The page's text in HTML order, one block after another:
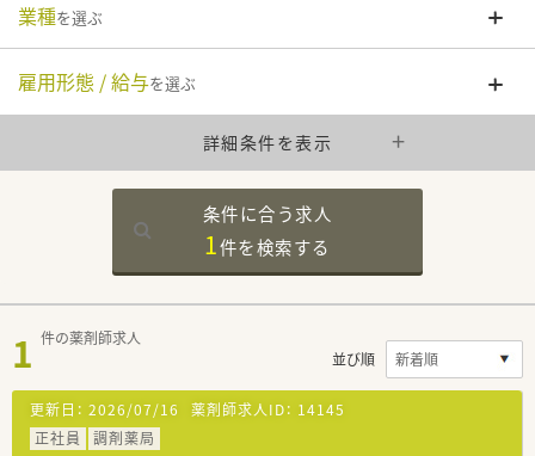
業種を選ぶ
雇用形態 / 給与を選ぶ
詳細条件を表示
条件に合う求人
1件を検索する
1 件の薬剤師求人
並び順
更新日： 2026/07/16 薬剤師求人ID： 14145
正社員
調剤薬局